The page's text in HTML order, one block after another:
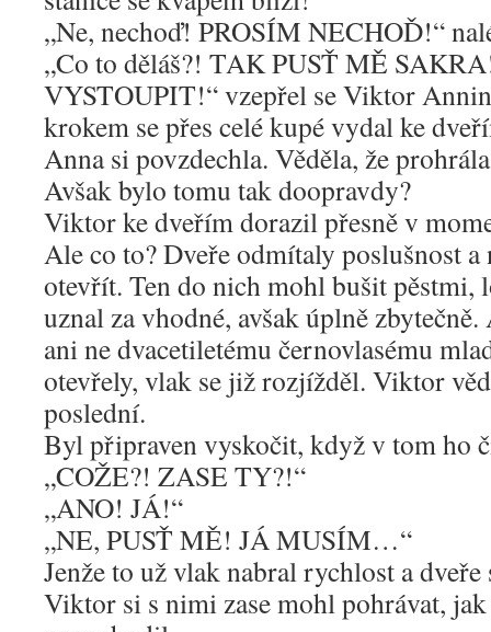
„Ne, nechoď! PROSÍM NECHOĎ!“
„Co to děláš?! TAK PUSŤ MĚ
VYSTOUPIT!“ vzepřel se Viktor
krokem se přes celé kupé vydal ke
Anna si povzdechla. Věděla, že
Avšak bylo tomu tak doopravdy?
Viktor ke dveřím dorazil přesně v
Ale co to? Dveře odmítaly poslušnost
otevřít. Ten do nich mohl bušit pěstmi,
uznal za vhodné, avšak úplně
ani ne dvacetiletému černovlasému
otevřely, vlak se již rozjížděl. Viktor
poslední.
Byl připraven vyskočit, když v tom ho
„COŽE?! ZASE TY?!“
„ANO! JÁ!“
„NE, PUSŤ MĚ! JÁ MUSÍM…“
Jenže to už vlak nabral rychlost a
Viktor si s nimi zase mohl pohrávat,